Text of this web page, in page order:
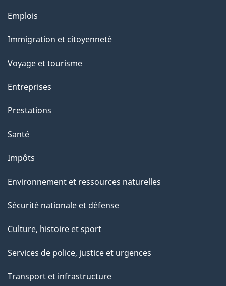
l
a
a
g
"
Thèmes
sujets
Emplois
Immigration et citoyenneté
Voyage et tourisme
Entreprises
Prestations
Santé
Impôts
Environnement et ressources naturelles
Sécurité nationale et défense
Culture, histoire et sport
Services de police, justice et urgences
Transport et infrastructure